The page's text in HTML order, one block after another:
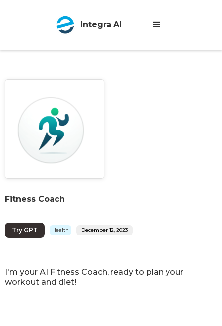
Integra AI
Fitness Coach
Try GPT Health December 12, 2023
I'm your AI Fitness Coach, ready to plan your
workout and diet!